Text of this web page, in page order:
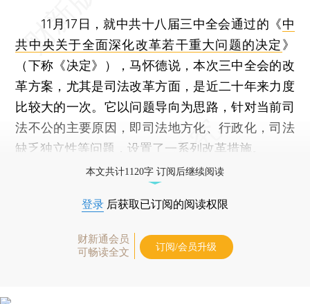
11月17日，就中共十八届三中全会通过的《中
共中央关于全面深化改革若干重大问题的决定 》
（下称《决定》），马怀德说，本次三中全会的改
革方案，尤其是司法改革方面，是近二十年来力度
比较大的一次。它以问题导向为思路，针对当前司
法不公的主要原因，即司法地方化、行政化，司法
缺乏独立性等问题，设置了一系列改革措施。
本文共计1120字 订阅后继续阅读
登录 后获取已订阅的阅读权限
财新通会员
可畅读全文
订阅/会员升级